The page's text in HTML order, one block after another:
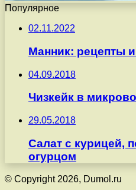
Популярное
02.11.2022
Манник: рецепты
04.09.2018
Чизкейк в
29.05.2018
Салат с курицей,
огурцом
© Copyright 2026, Dumol.ru